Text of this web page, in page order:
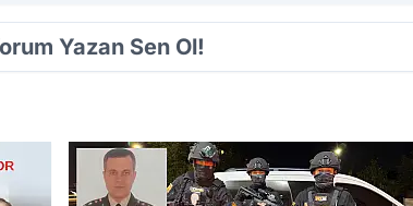
Yazan Sen Ol!